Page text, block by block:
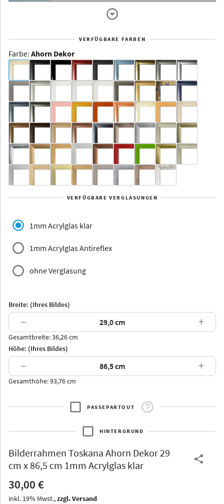
Dakota -
Rahmenloser
Aluminium
Yukon Alaska
Jersey Dauphine
Arran Luzern
Thurgau
VERFÜGBARE FARBEN
Farbe: Ahorn Dekor
VERFÜGBARE VERGLASUNGEN
1mm Acrylglas klar
1mm Acrylglas Antireflex
ohne Verglasung
Breite: (Ihres Bildes)
− +
Gesamtbreite: 36,26 cm
Höhe: (Ihres Bildes)
− +
Gesamthöhe: 93,76 cm
PASSEPARTOUT
HINTERGRUND
Bilderrahmen Toskana Ahorn Dekor 29
cm x 86,5 cm 1mm Acrylglas klar
30,00 €
inkl. 19% Mwst.,zzgl. Versand